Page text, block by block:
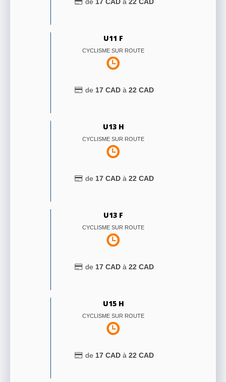
U11 F
CYCLISME SUR ROUTE
de 17 CAD à 22 CAD
U13 H
CYCLISME SUR ROUTE
de 17 CAD à 22 CAD
U13 F
CYCLISME SUR ROUTE
de 17 CAD à 22 CAD
U15 H
CYCLISME SUR ROUTE
de 17 CAD à 22 CAD